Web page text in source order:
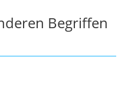
Begriffen